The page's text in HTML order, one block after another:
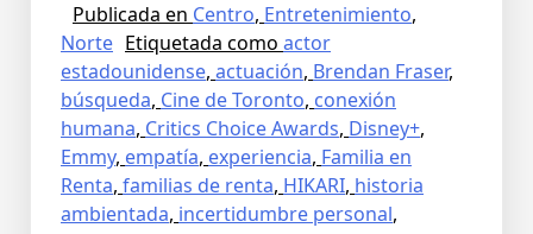
Publicada en Centro, Entretenimiento,
Norte Etiquetada como actor
estadounidense, actuación, Brendan Fraser,
búsqueda, Cine de Toronto, conexión
humana, Critics Choice Awards, Disney+,
Emmy, empatía, experiencia, Familia en
Renta, familias de renta, HIKARI, historia
ambientada, incertidumbre personal,